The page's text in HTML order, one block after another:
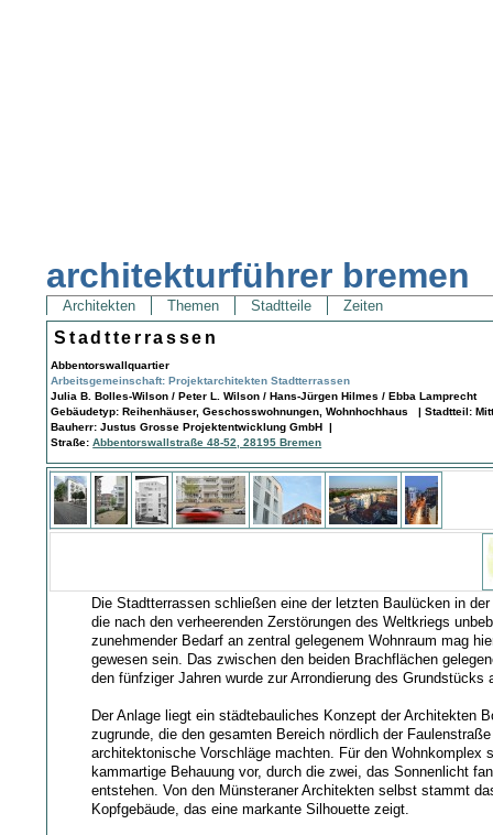
architekturführer bremen
Architekten Themen Stadtteile Zeiten
Stadtterrassen
Abbentorswallquartier
Arbeitsgemeinschaft: Projektarchitekten Stadtterrassen
Julia B. Bolles-Wilson / Peter L. Wilson / Hans-Jürgen Hilmes / Ebba Lamprecht
Gebäudetyp: Reihenhäuser, Geschosswohnungen, Wohnhochhaus | Stadtteil:
Bauherr: Justus Grosse Projektentwicklung GmbH |
Straße:Abbentorswallstraße 48-52, 28195 Bremen
Die Stadtterrassen schließen eine der letzten Baulücken in
die nach den verheerenden Zerstörungen des Weltkriegs
zunehmender Bedarf an zentral gelegenem Wohnraum mag
gewesen sein. Das zwischen den beiden Brachflächen
den fünfziger Jahren wurde zur Arrondierung des Grundstücks
Der Anlage liegt ein städtebauliches Konzept der Architekten
zugrunde, die den gesamten Bereich nördlich der
architektonische Vorschläge machten. Für den Wohnkomplex
kammartige Behauung vor, durch die zwei, das Sonnenlicht
entstehen. Von den Münsteraner Architekten selbst stammt
Kopfgebäude, das eine markante Silhouette zeigt.